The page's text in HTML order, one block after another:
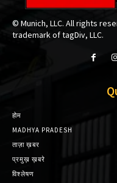
© Munich, LLC. All rights
trademark of tagDiv, LLC.
होम
MADHYA PRADESH
ताज़ा ख़बर
प्रमुख़ ख़बरे
विश्लेषण